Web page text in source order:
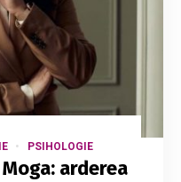
PSIHOLOGIE
arderea